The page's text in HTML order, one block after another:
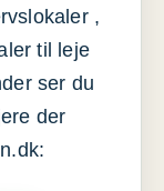
,
til leje
ser du
der